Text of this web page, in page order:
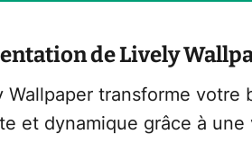
de Lively
Wallpaper transforme votre
et dynamique grâce à